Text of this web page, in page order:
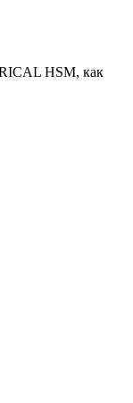
HSM, как